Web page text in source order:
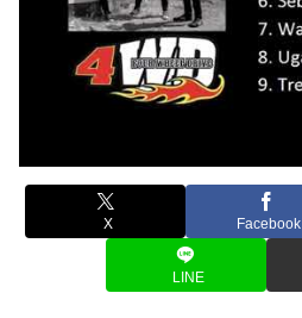
X Facebook
LINE